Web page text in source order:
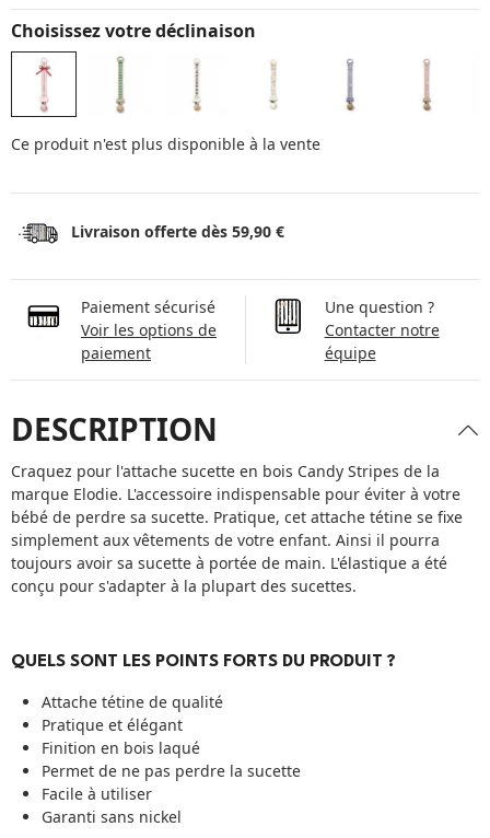
Choisissez votre déclinaison
Ce produit n'est plus disponible à la vente
Livraison offerte dès 59,90 €
Paiement sécurisé
Voir les options de
paiement
Une question ?
Contacter notre
équipe
DESCRIPTION
Craquez pour l'attache sucette en bois Candy Stripes de la
marque Elodie. L'accessoire indispensable pour éviter à votre
bébé de perdre sa sucette. Pratique, cet attache tétine se fixe
simplement aux vêtements de votre enfant. Ainsi il pourra
toujours avoir sa sucette à portée de main. L'élastique a été
conçu pour s'adapter à la plupart des sucettes.
QUELS SONT LES POINTS FORTS DU PRODUIT ?
Attache tétine de qualité
Pratique et élégant
Finition en bois laqué
Permet de ne pas perdre la sucette
Facile à utiliser
Garanti sans nickel